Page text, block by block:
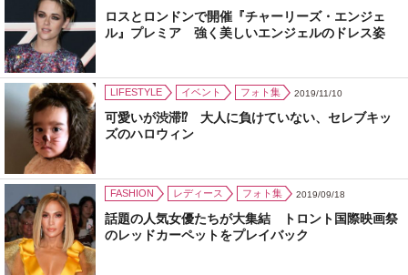
ロスとロンドンで開催『チャーリーズ・エンジェ
ル』プレミア 強く美しいエンジェルのドレス姿
LIFESTYLE イベント フォト集 2019/11/10
可愛いが渋滞⁉ 大人に負けていない、セレブキッ
ズのハロウィン
FASHION レディース フォト集 2019/09/18
話題の人気女優たちが大集結 トロント国際映画祭
のレッドカーペットをプレイバック